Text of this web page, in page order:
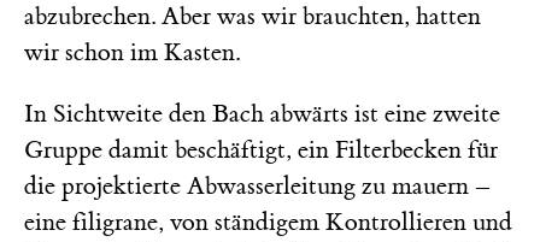
abzubrechen. Aber was wir brauchten, hatten
wir schon im Kasten.
In Sichtweite den Bach abwärts ist eine zweite
Gruppe damit beschäftigt, ein Filterbecken für
die projektierte Abwasserleitung zu mauern –
eine filigrane, von ständigem Kontrollieren und